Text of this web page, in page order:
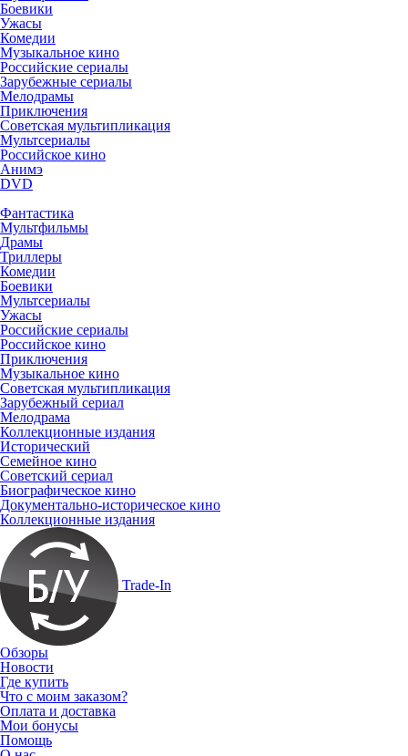
Боевики
Ужасы
Комедии
Музыкальное кино
Российские сериалы
Зарубежные сериалы
Мелодрамы
Приключения
Советская мультипликация
Мультсериалы
Российское кино
Анимэ
DVD
Фантастика
Мультфильмы
Драмы
Триллеры
Комедии
Боевики
Мультсериалы
Ужасы
Российские сериалы
Российское кино
Приключения
Музыкальное кино
Советская мультипликация
Зарубежный сериал
Мелодрама
Коллекционные издания
Исторический
Семейное кино
Советский сериал
Биографическое кино
Документально-историческое кино
Коллекционные издания
Trade-In
Обзоры
Новости
Где купить
Что с моим заказом?
Оплата и доставка
Мои бонусы
Помощь